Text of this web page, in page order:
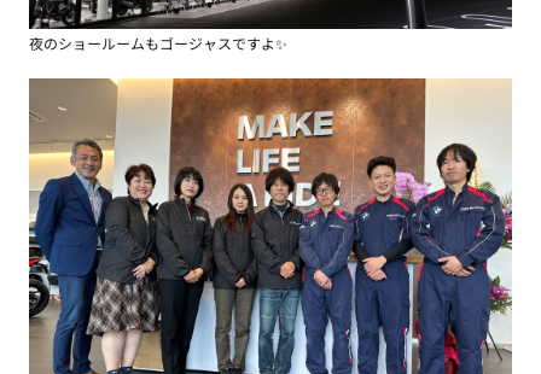
夜のショールームもゴージャスですよ✨